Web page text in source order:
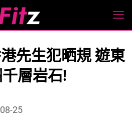
先生犯晒規 遊東
層岩石!
25